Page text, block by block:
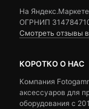
На
ОГРНИП
Смотреть отзывы
КОРОТКО О НАС
Компания
аксессуаров для
оборудования с